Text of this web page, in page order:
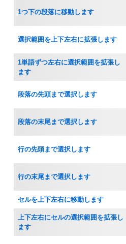
1つ下の段落に移動します
選択範囲を上下左右に拡張します
1単語ずつ左右に選択範囲を拡張し
ます
段落の先頭まで選択します
段落の末尾まで選択します
行の先頭まで選択します
行の末尾まで選択します
セルを上下左右に移動します
上下左右にセルの選択範囲を拡張し
ます